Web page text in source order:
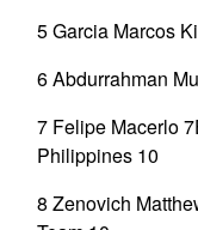
5 Garcia Marcos
6 Abdurrahman
7 Felipe Macerlo
Philippines 10
8 Zenovich